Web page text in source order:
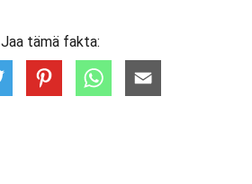
Jaa tämä fakta: